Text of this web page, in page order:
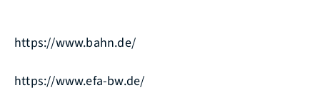
https://www.bahn.de/
https://www.efa-bw.de/